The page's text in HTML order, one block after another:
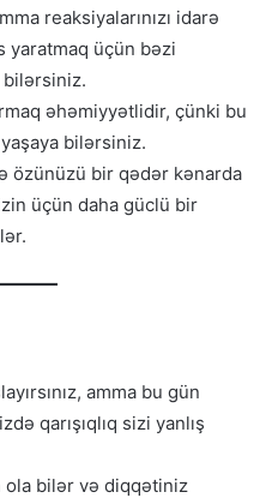
reaksiyalarınızı idarə
yaratmaq üçün bəzi
əhəmiyyətlidir, çünki bu
bilərsiniz.
özünüzü bir qədər kənarda
üçün daha güclü bir
amma bu gün
qarışıqlıq sizi yanlış
ola bilər və diqqətiniz